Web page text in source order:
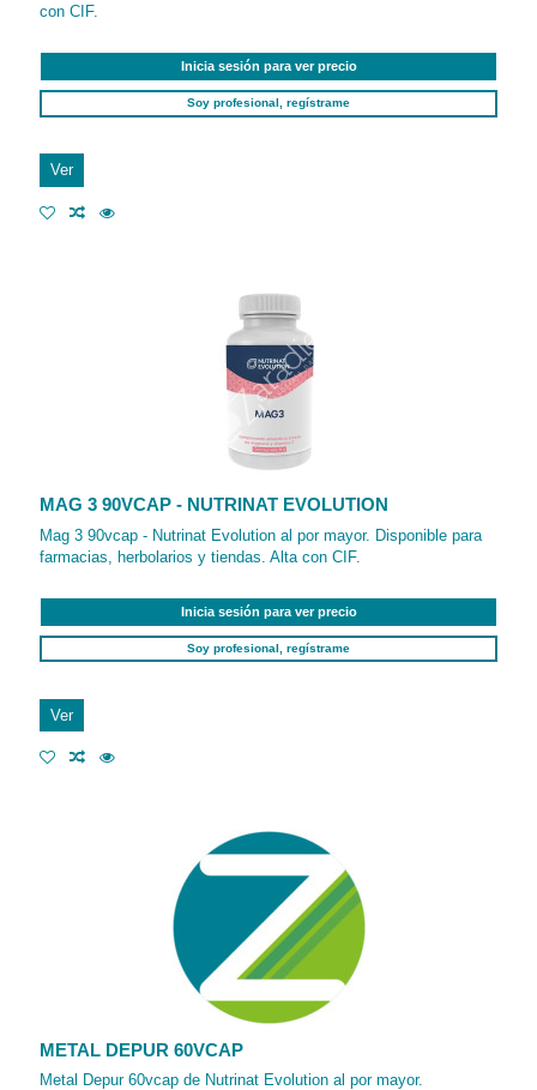
con CIF.
Inicia sesión para ver precio
Soy profesional, regístrame
Ver
MAG 3 90VCAP - NUTRINAT EVOLUTION
Mag 3 90vcap - Nutrinat Evolution al por mayor. Disponible para
farmacias, herbolarios y tiendas. Alta con CIF.
Inicia sesión para ver precio
Soy profesional, regístrame
Ver
METAL DEPUR 60VCAP
Metal Depur 60vcap de Nutrinat Evolution al por mayor.